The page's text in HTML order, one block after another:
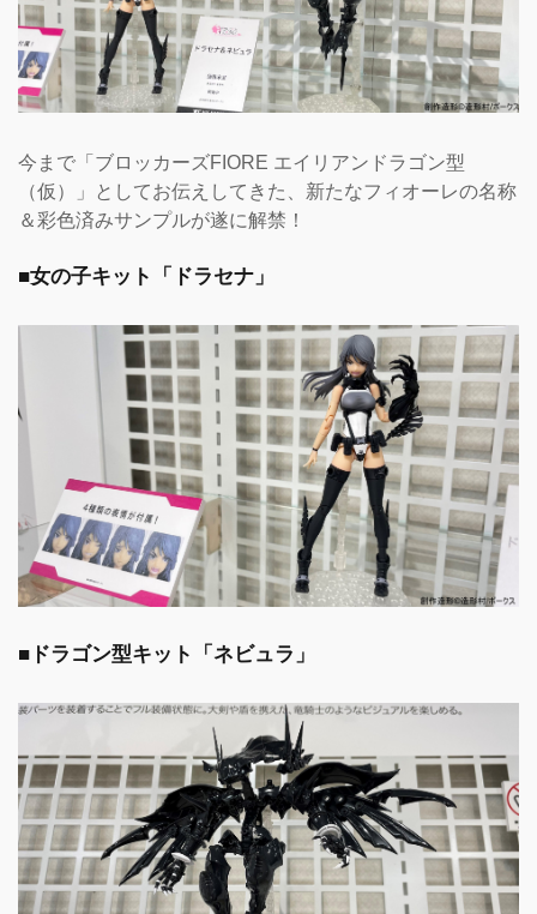
今まで「ブロッカーズFIORE エイリアンドラゴン型
（仮）」としてお伝えしてきた、新たなフィオーレの名称
＆彩色済みサンプルが遂に解禁！
■女の子キット「ドラセナ」
■ドラゴン型キット「ネビュラ」